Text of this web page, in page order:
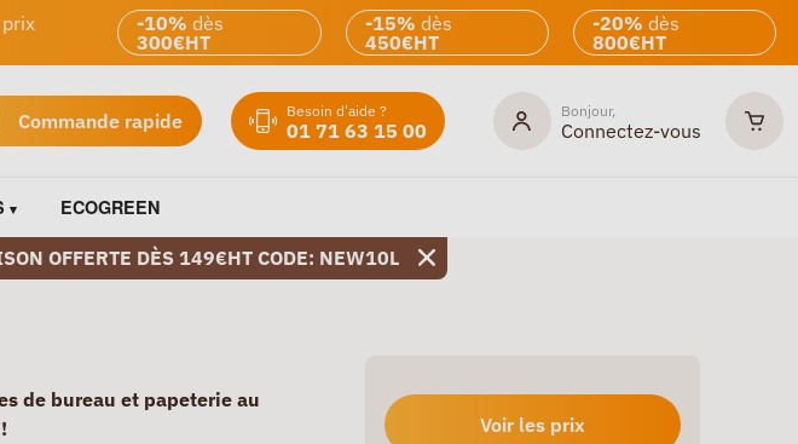
-10% dès
300€HT
-15% dès
450€HT
-20% dès
800€HT
Commande rapide Besoin d'aide ?
01 71 63 15 00
Bonjour,
Connectez-vous
ECOGREEN
OFFERTE DÈS 149€HT CODE: NEW10L
de bureau et papeterie au
Voir les prix